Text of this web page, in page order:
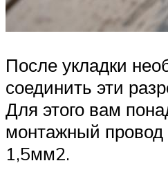
После укладки
соединить эти
Для этого вам
монтажный
1,5мм2.